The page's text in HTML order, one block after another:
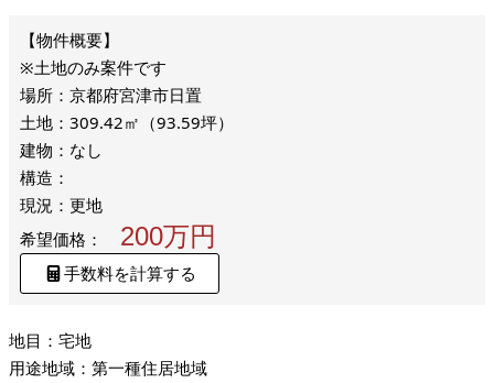
※土地のみ案件です
場所：京都府宮津市日置
土地：309.42㎡（93.59坪）
建物：なし
構造：
現況：更地
希望価格：
200万円
手数料を計算する
地目：宅地
用途地域：第一種住居地域